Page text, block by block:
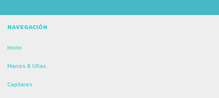
NAVEGACIÓN
Inicio
Manos & Uñas
Capilares